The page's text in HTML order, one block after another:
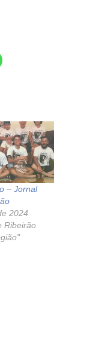
– Jornal
2024
Ribeirão